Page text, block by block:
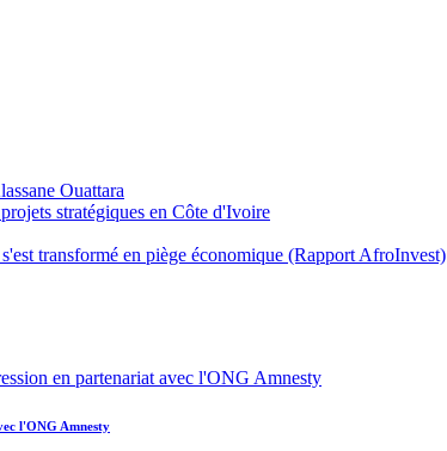
Ouattara
stratégiques en Côte d'Ivoire
transformé en piège économique (Rapport AfroInvest)
l'ONG Amnesty